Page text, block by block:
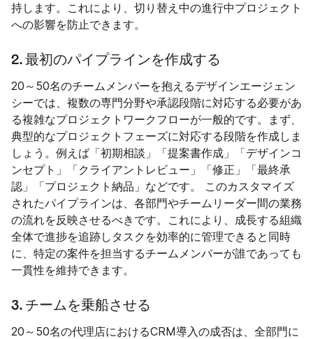
持します。これにより、切り替え中の進行中プロジェクト
への影響を防止できます。
2. 最初のパイプラインを作成する
20～50名のチームメンバーを抱えるデザインエージェン
シーでは、複数の専門分野や承認段階に対応する必要があ
る複雑なプロジェクトワークフローが一般的です。まず、
典型的なプロジェクトフェーズに対応する段階を作成しま
しょう。例えば「初期相談」「提案書作成」「デザインコ
ンセプト」「クライアントレビュー」「修正」「最終承
認」「プロジェクト納品」などです。 このカスタマイズ
されたパイプラインは、各部門やチームリーダー間の業務
の流れを反映させるべきです。これにより、成長する組織
全体で進捗を追跡しタスクを効率的に管理できると同時
に、特定の案件を担当するチームメンバーが誰であっても
一貫性を維持できます。
3. チームを乗船させる
20～50名の代理店におけるCRM導入の成否は、全部門に